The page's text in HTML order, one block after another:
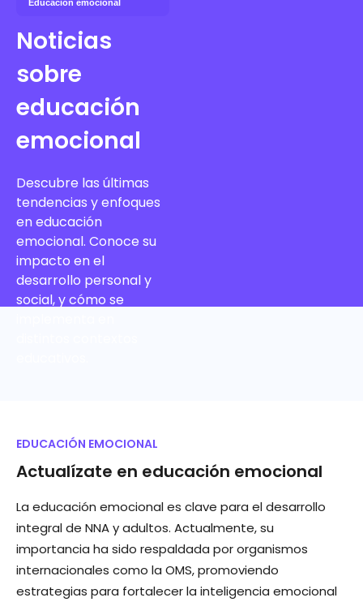
Educación emocional
Noticias
sobre
educación
emocional
Descubre las últimas
tendencias y enfoques
en educación
emocional. Conoce su
impacto en el
desarrollo personal y
social, y cómo se
EDUCACIÓN EMOCIONAL
Actualízate en educación emocional
La educación emocional es clave para el desarrollo
integral de NNA y adultos. Actualmente, su
importancia ha sido respaldada por organismos
internacionales como la OMS, promoviendo
estrategias para fortalecer la inteligencia emocional